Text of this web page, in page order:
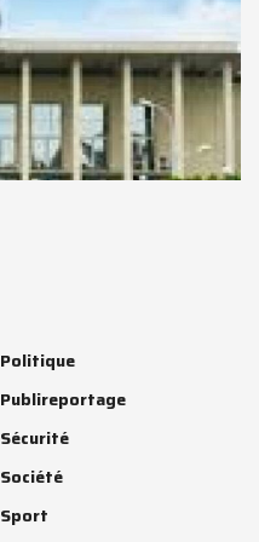
Politique
Publireportage
Sécurité
Société
Sport